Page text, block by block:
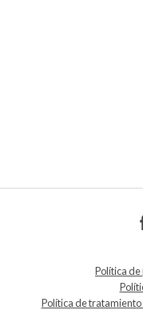
Política
Política de